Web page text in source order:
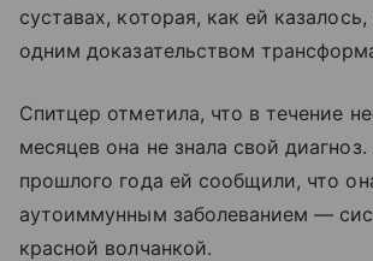
суставах, которая, как ей
одним доказательством
Спитцер отметила, что в течение
месяцев она не знала свой
прошлого года ей сообщили, что
аутоиммунным заболеванием —
красной волчанкой.